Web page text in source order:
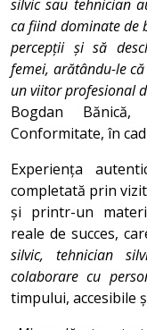
silvic sau tehnician
ca fiind dominate de
percepții și să
femei, arătându-le
un viitor profesional
Bogdan
Conformitate, în
Experiența
completată prin
și printr-un
reale de succes,
silvic, tehnician
colaborare cu
timpului, accesibile